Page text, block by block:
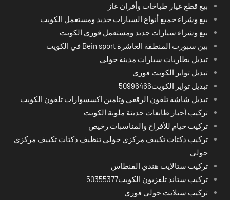
بيع قطع غيار طباخات وأفران غاز
بيع وشراء جميع أنواع السيارات جديد ومستعمل الكويت
بيع وشراء سيارات جديد ومستعمل فوري الكويت
بين سبورت المنطقة العاشرة Bein sport في الكويت
تبديل بطاريات سيارات مدينة حولي
تبديل تواير الكويت فوري
تبديل تواير الكويت50996466
تبديل شاشة تلفون الرقعي وتامين اكسسوارات تلفون الكويت
تركيب أحبار طابعات حديثة ملونة الكويت
تركيب خيام للأفراح والمناسبات رخيص
تركيب دكتات تكييف مركزي حولي تنظيف دكتات تكييف مركزي
حولي
تركيب ستالايت هندي الفنطاس
تركيب ستاند تلفزيون الكويت50355377
تركيب ستلايت حولي فوري